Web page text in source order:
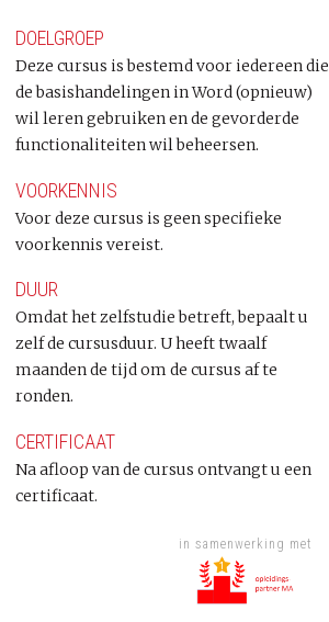
DOELGROEP
Deze cursus is bestemd voor iedereen die
de basishandelingen in Word (opnieuw)
wil leren gebruiken en de gevorderde
functionaliteiten wil beheersen.
VOORKENNIS
Voor deze cursus is geen specifieke
voorkennis vereist.
DUUR
Omdat het zelfstudie betreft, bepaalt u
zelf de cursusduur. U heeft twaalf
maanden de tijd om de cursus af te
ronden.
CERTIFICAAT
Na afloop van de cursus ontvangt u een
certificaat.
in samenwerking met